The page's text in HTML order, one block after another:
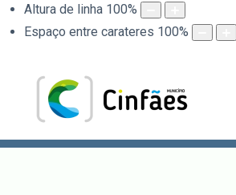
Altura de linha 100%
Espaço entre carateres 100%
.